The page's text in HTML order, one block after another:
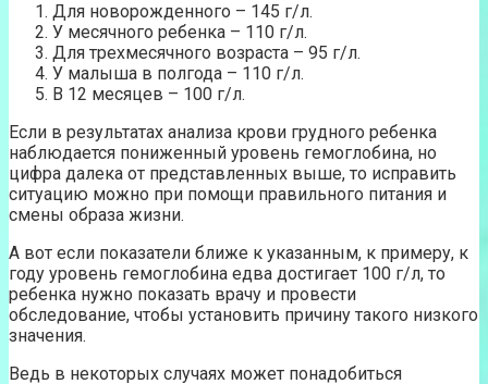
Для новорожденного – 145 г/л.
У месячного ребенка – 110 г/л.
Для трехмесячного возраста – 95 г/л.
У малыша в полгода – 110 г/л.
В 12 месяцев – 100 г/л.
Если в результатах анализа крови грудного ребенка
наблюдается пониженный уровень гемоглобина, но
цифра далека от представленных выше, то исправить
ситуацию можно при помощи правильного питания и
смены образа жизни.
А вот если показатели ближе к указанным, к примеру, к
году уровень гемоглобина едва достигает 100 г/л, то
ребенка нужно показать врачу и провести
обследование, чтобы установить причину такого низкого
значения.
Ведь в некоторых случаях может понадобиться